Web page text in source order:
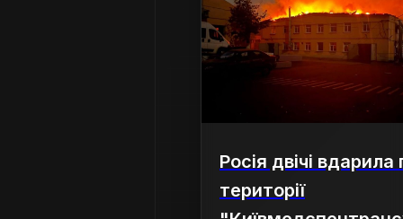
Росія двічі вдарила
території